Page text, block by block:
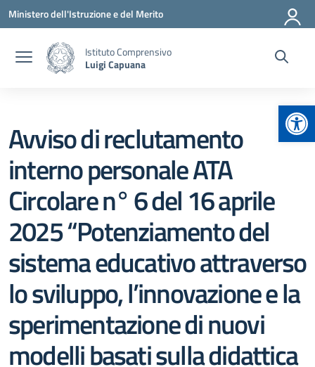
Vai ai contenuti
Vai al menu di navigazione
Vai al footer
Ministero dell'Istruzione e del Merito
Istituto Comprensivo
Luigi Capuana
Avviso di reclutamento
interno personale ATA
Circolare n° 6 del 16 aprile
2025 “Potenziamento del
sistema educativo attraverso
lo sviluppo, l’innovazione e la
sperimentazione di nuovi
modelli basati sulla didattica